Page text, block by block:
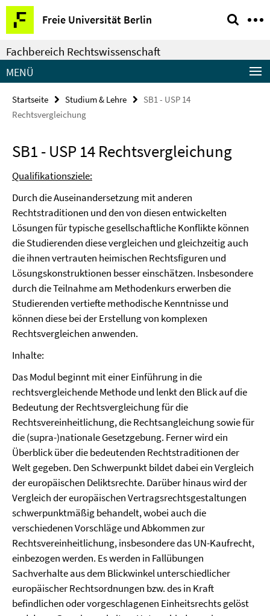
Springe
direkt
zu
Inhalt
Freie Universität Berlin
Service-
Navigation
Fachbereich Rechtswissenschaft
MENÜ
Startseite Studium & Lehre
SB1 - USP 14
Rechtsvergleichung
SB1 - USP 14 Rechtsvergleichung
Qualifikationsziele:
Durch die Auseinandersetzung mit anderen
Rechtstraditionen und den von diesen entwickelten
Lösungen für typische gesellschaftliche Konflikte können
die Studierenden diese vergleichen und gleichzeitig auch
die ihnen vertrauten heimischen Rechtsfiguren und
Lösungskonstruktionen besser einschätzen. Insbesondere
durch die Teilnahme am Methodenkurs erwerben die
Studierenden vertiefte methodische Kenntnisse und
können diese bei der Erstellung von komplexen
Rechtsvergleichen anwenden.
Inhalte:
Das Modul beginnt mit einer Einführung in die
rechtsvergleichende Methode und lenkt den Blick auf die
Bedeutung der Rechtsvergleichung für die
Rechtsvereinheitlichung, die Rechtsangleichung sowie für
die (supra-)nationale Gesetzgebung. Ferner wird ein
Überblick über die bedeutenden Rechtstraditionen der
Welt gegeben. Den Schwerpunkt bildet dabei ein Vergleich
der europäischen Deliktsrechte. Darüber hinaus wird der
Vergleich der europäischen Vertragsrechtsgestaltungen
schwerpunktmäßig behandelt, wobei auch die
verschiedenen Vorschläge und Abkommen zur
Rechtsvereinheitlichung, insbesondere das UN-Kaufrecht,
einbezogen werden. Es werden in Fallübungen
Sachverhalte aus dem Blickwinkel unterschiedlicher
europäischer Rechtsordnungen bzw. des in Kraft
befindlichen oder vorgeschlagenen Einheitsrechts gelöst